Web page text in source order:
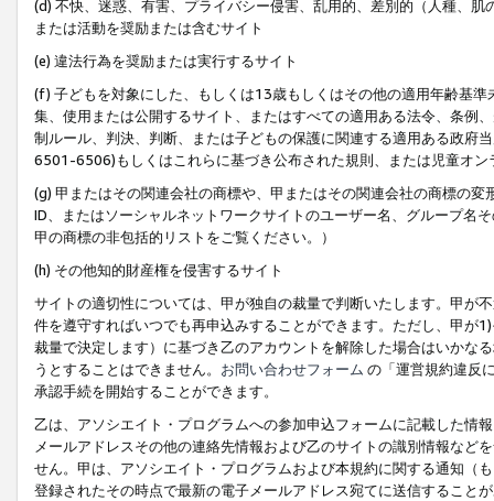
(d) 不快、迷惑、有害、プライバシー侵害、乱用的、差別的（人種、
または活動を奨励または含むサイト
(e) 違法行為を奨励または実行するサイト
(f) 子どもを対象にした、もしくは13歳もしくはその他の適用年齢基
集、使用または公開するサイト、またはすべての適用ある法令、条例
制ルール、判決、判断、または子どもの保護に関連する適用ある政府
6501-6506)もしくはこれらに基づき公布された規則、または児童オン
(g) 甲またはその関連会社の商標や、甲またはその関連会社の商標の
ID、またはソーシャルネットワークサイトのユーザー名、グループ名
甲の商標の非包括的リストをご覧ください。）
(h) その他知的財産権を侵害するサイト
サイトの適切性については、甲が独自の裁量で判断いたします。甲が
件を遵守すればいつでも再申込みすることができます。ただし、甲が
裁量で決定します）に基づき乙のアカウントを解除した場合はいかな
うとすることはできません。 お問い合わせフォーム の「運営規約違反
承認手続を開始することができます。
乙は、アソシエイト・プログラムへの参加申込フォームに記載した情
メールアドレスその他の連絡先情報および乙のサイトの識別情報など
せん。甲は、アソシエイト・プログラムおよび本規約に関する通知（
登録されたその時点で最新の電子メールアドレス宛てに送信すること